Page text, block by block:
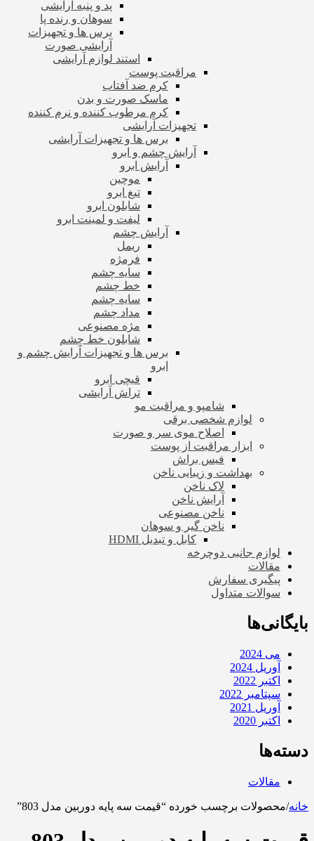
پد و پنبه آرایشی
سوهان و رنده پا
برس ها و تجهیزات
آرایشی صورت
استند لوازم آرایشی
مراقبت پوست
کرم ضد آفتاب
ماسک صورت و بدن
کرم مرطوب کننده و نرم کننده
تجهیزات آرایشی
برس ها و تجهیزات آرایشی
آرایش چشم و ابرو
آرایش ابرو
موچین
تیغ ابرو
شابلون ابرو
لیفت و لمینت ابرو
آرایش چشم
ریمل
فرمژه
سایه چشم
خط چشم
سایه چشم
مداد چشم
مژه مصنوعی
شابلون خط چشم
برس ها و تجهیزات آرایش چشم و
ابرو
قیچی ابرو
تراش آرایشی
شامپو و مراقبت مو
لوازم شخصی برقی
اصلاح موی سر و صورت
ابزار مراقبت از پوست
فیس براش
بهداشت و زیبایی ناخن
لاک ناخن
آرایش ناخن
ناخن مصنوعی
ناخن گیر و سوهان
کابل و تبدیل HDMI
لوازم جانبی دوچرخه
مقالات
پیگیری سفارش
سوالات متداول
بایگانی‌ها
می 2024
آوریل 2024
اکتبر 2022
سپتامبر 2022
آوریل 2021
اکتبر 2020
دسته‌ها
مقالات
خانه/محصولات برچسب خورده “قیمت سه پایه دوربین مدل 803”